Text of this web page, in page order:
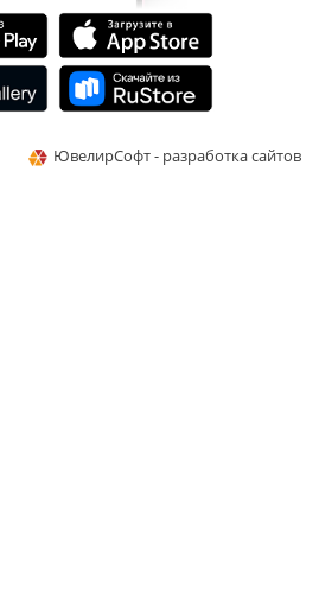
ЮвелирСофт - разработка сайтов